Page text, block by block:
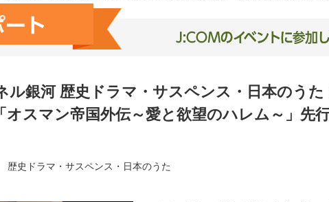
今日・明日のおすすめ ネット動画
加入者優待
ル銀河 歴史ドラマ・サスペンス・日本のう
オスマン帝国外伝～愛と欲望のハレム～」先
史ドラマ・サスペンス・日本のうた